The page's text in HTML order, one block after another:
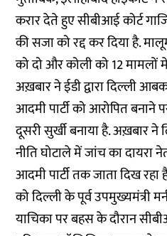
करार देते हुए सीबीआई कोर्ट
की सजा को रद्द कर दिया है.
को दो और कोली को 12 मामलों
अख़बार ने ईडी द्वारा दिल्ली
आदमी पार्टी को आरोपित
दूसरी सुर्खी बनाया है. अख़बार
नीति घोटाले में जांच का
आदमी पार्टी तक जाता दिख
को दिल्ली के पूर्व उपमुख्यमंत्री
याचिका पर बहस के दौरान